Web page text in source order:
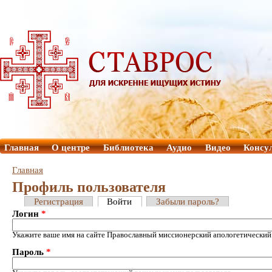
Главная О центре Библиотека Аудио Видео
Главная
Профиль пользователя
Регистрация Войти
Забыли пароль?
Логин *
Укажите ваше имя на сайте Православный миссионерский
Пароль *